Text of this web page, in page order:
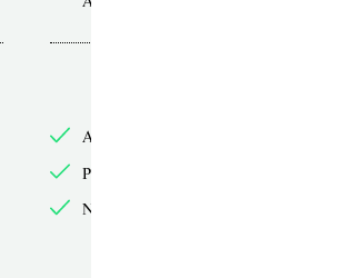
Anmelden per E-Mail
Persönliche Merklisten
Nur für Privatkunden